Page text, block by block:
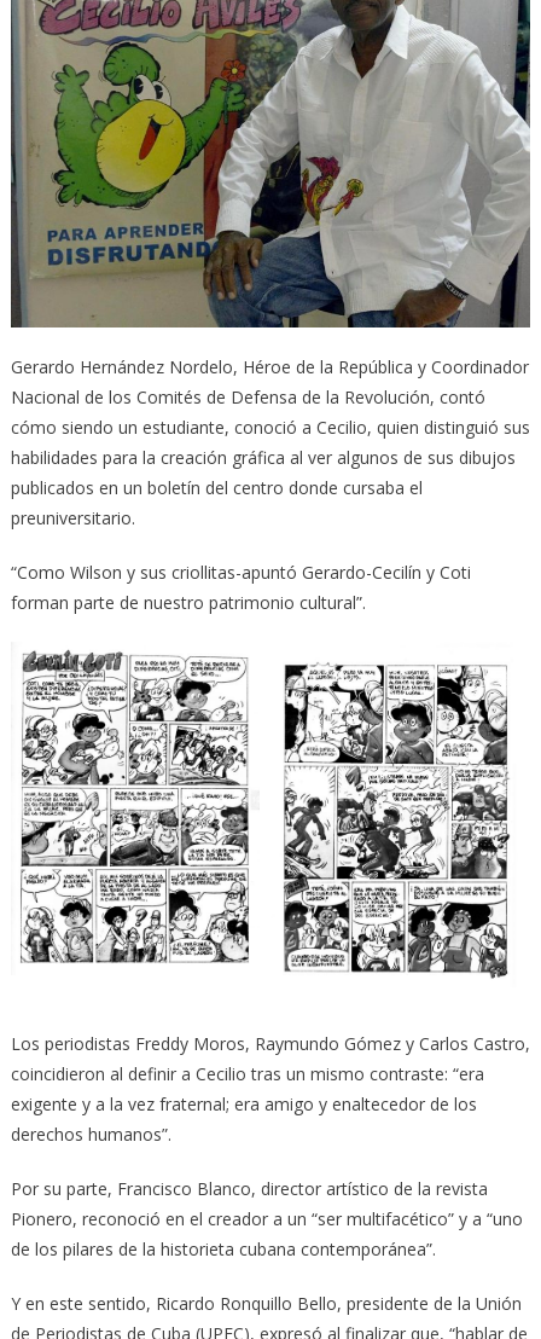
Gerardo Hernández Nordelo, Héroe de la República y Coordinador
Nacional de los Comités de Defensa de la Revolución, contó
cómo siendo un estudiante, conoció a Cecilio, quien distinguió sus
habilidades para la creación gráfica al ver algunos de sus dibujos
publicados en un boletín del centro donde cursaba el
preuniversitario.
“Como Wilson y sus criollitas-apuntó Gerardo-Cecilín y Coti
forman parte de nuestro patrimonio cultural”.
Los periodistas Freddy Moros, Raymundo Gómez y Carlos Castro,
coincidieron al definir a Cecilio tras un mismo contraste: “era
exigente y a la vez fraternal; era amigo y enaltecedor de los
derechos humanos”.
Por su parte, Francisco Blanco, director artístico de la revista
Pionero, reconoció en el creador a un “ser multifacético” y a “uno
de los pilares de la historieta cubana contemporánea”.
Y en este sentido, Ricardo Ronquillo Bello, presidente de la Unión
de Periodistas de Cuba (UPEC), expresó al finalizar que, “hablar de